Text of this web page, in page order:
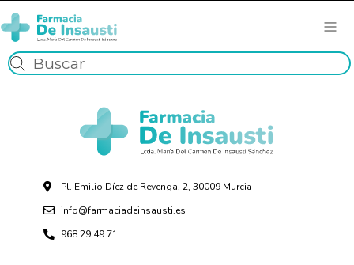
Pl. Emilio Díez de Revenga, 2, 30009 Murcia
info@farmaciadeinsausti.es
968 29 49 71